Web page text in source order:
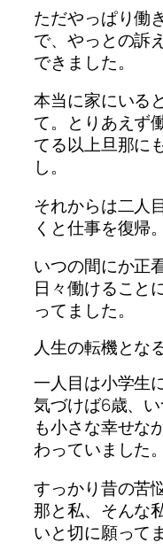
ただやっぱり働
で、やっとの訴
できました。
本当に家にいる
て。とりあえず
てる以上旦那に
し。
それからは二人
くと仕事を復帰。
いつの間にか正
日々働けること
ってました。
人生の転機とな
一人目は小学生
気づけば6歳、
も小さな幸せな
わっていました。
すっかり昔の苦
那と私、 そんな
いと切に願って